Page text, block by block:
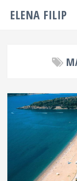
ELENA FILIP